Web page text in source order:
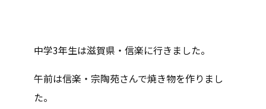
中学3年生は滋賀県・信楽に行きました。
午前は信楽・宗陶苑さんで焼き物を作りまし
た。